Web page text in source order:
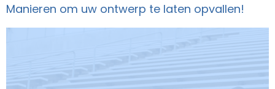
Manieren om uw ontwerp te laten opvallen!